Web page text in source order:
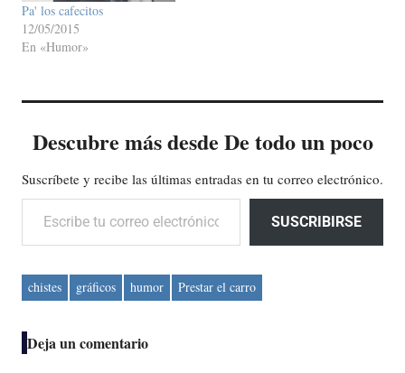
Pa' los cafecitos
12/05/2015
En «Humor»
Descubre más desde De todo un poco
Suscríbete y recibe las últimas entradas en tu correo electrónico.
Escribe tu correo electrónico…
SUSCRIBIRSE
chistes gráficos humor Prestar el carro
Deja un comentario